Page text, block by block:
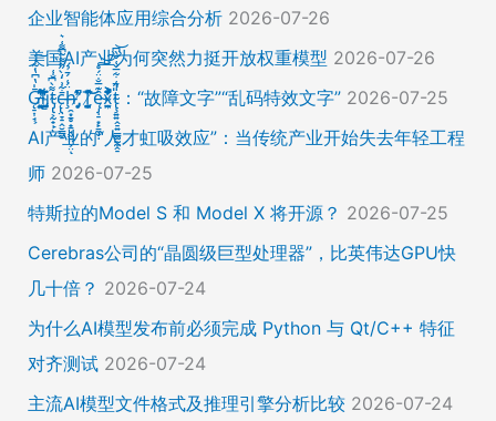
企业智能体应用综合分析 2026-07-26
美国AI产业为何突然力挺开放权重模型 2026-07-26
Ḡ̵̨̠͎̘͕̍̔͆̔͋͑͠ļ̸͍͈͉̞̊̑̃̉̔̍̾̈̚į̵̡̙̯͇̲̱̯̱̒͂͋̄t̴̡̢͕̰̟̙͌̀͆̐͑c̶̨̢̤̞̠̭̮̳̼̠̄͋͗̒̀̋͂͌̃͆͌͑͛ḩ̶̯͙̱̥̟̱̘͖̱̤͕̤̈́͑́̄̉́ͅ ̸̡̡̛̜̣̝̓̀͛̇̂̚T̸̗̞̰̪̤̭͙̹͆̽̌̀̾͝͝ę̴̡̣̠͙̙̱̼̬̣̑͊̅̐̈́̊͠͝͠x̴̪̫͎̓͗͐̃̄̐̀͋͛͐t̴̢̧͍͍̭̠͍̳͚̫̼̭̠̎̋͑͋̅̌͑̌̏͆͘̚͝：“故障文字”“乱码特效文字” 2026-07-25
AI产业的“人才虹吸效应”：当传统产业开始失去年轻工程
师 2026-07-25
特斯拉的Model S 和 Model X 将开源？ 2026-07-25
Cerebras公司的“晶圆级巨型处理器”，比英伟达GPU快
几十倍？ 2026-07-24
为什么AI模型发布前必须完成 Python 与 Qt/C++ 特征
对齐测试 2026-07-24
主流AI模型文件格式及推理引擎分析比较 2026-07-24